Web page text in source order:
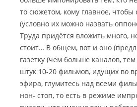
то сюжетом, кому главное,
(условно их можно назвать
Труда придётся вложить много,
стоит… В общем, вот и оно
газетку (чем больше каналов,
штук 10-20 фильмов, идущих во
эфира, глумитесь над всеми
нон- стоп, то есть в режиме